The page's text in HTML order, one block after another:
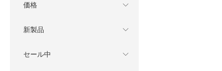
価格
新製品
セール中